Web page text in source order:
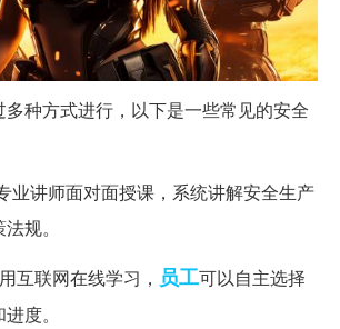
种方式进行，以下是一些常见的安全
业讲师面对面授课，系统讲解安全生产
规。
互联网在线学习， 员工可以自主选择
度。